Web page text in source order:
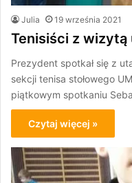
Julia 19 września 2021
Tenisiści z
Prezydent spotkał się z
sekcji tenisa stołowego
piątkowym spotkaniu
Czytaj więcej »